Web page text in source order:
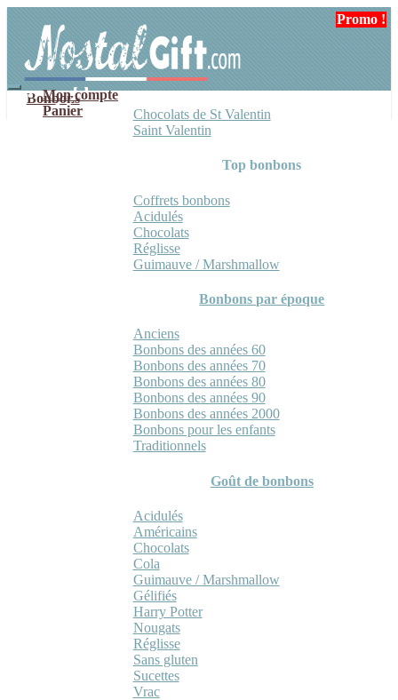
navigation
contenu
Mon compte
Panier
Bonbons
Chocolats de St Valentin
Saint Valentin
Top bonbons
Coffrets bonbons
Acidulés
Chocolats
Réglisse
Guimauve / Marshmallow
Bonbons par époque
Anciens
Bonbons des années 60
Bonbons des années 70
Bonbons des années 80
Bonbons des années 90
Bonbons des années 2000
Bonbons pour les enfants
Traditionnels
Goût de bonbons
Acidulés
Américains
Chocolats
Cola
Guimauve / Marshmallow
Gélifiés
Harry Potter
Nougats
Réglisse
Sans gluten
Sucettes
Vrac
Promo !
Promo !
Promo !
Promo !